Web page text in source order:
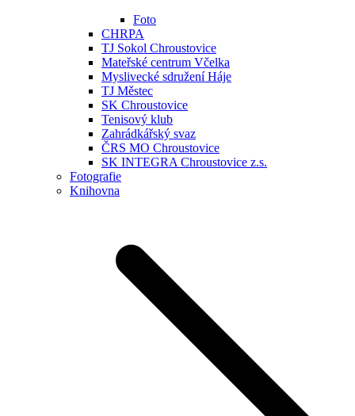
Foto
CHRPA
TJ Sokol Chroustovice
Mateřské centrum Včelka
Myslivecké sdružení Háje
TJ Městec
SK Chroustovice
Tenisový klub
Zahrádkářský svaz
ČRS MO Chroustovice
SK INTEGRA Chroustovice z.s.
Fotografie
Knihovna